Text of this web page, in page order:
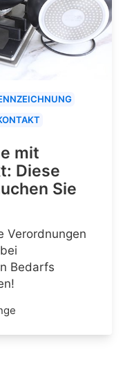
mit
Diese
Sie
Verordnungen
Bedarfs